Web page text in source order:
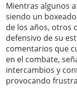
Mientras algunos
siendo un
de los años, otros
defensivo de su
comentarios que
en el combate,
intercambios y
provocando